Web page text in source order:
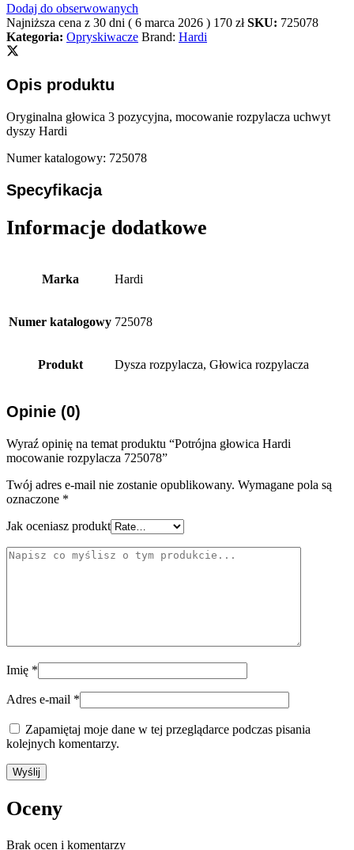
Dodaj do obserwowanych
Najniższa cena z 30 dni ( 6 marca 2026 ) 170 zł SKU: 725078
Kategoria: Opryskiwacze Brand: Hardi
Opis produktu
Oryginalna głowica 3 pozycyjna, mocowanie rozpylacza uchwyt
dyszy Hardi
Numer katalogowy: 725078
Specyfikacja
Informacje dodatkowe
Marka Hardi
Numer katalogowy 725078
Produkt Dysza rozpylacza, Głowica rozpylacza
Opinie (0)
Wyraź opinię na temat produktu “Potrójna głowica Hardi
mocowanie rozpylacza 725078”
Twój adres e-mail nie zostanie opublikowany. Wymagane pola są
oznaczone *
Jak oceniasz produkt
Imię *
Adres e-mail *
Zapamiętaj moje dane w tej przeglądarce podczas pisania
kolejnych komentarzy.
Oceny
Brak ocen i komentarzy